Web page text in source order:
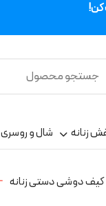
کن!
زنانه شال و روسری
کیف دوشی دستی زنانه